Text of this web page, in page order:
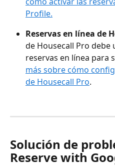
Profile.
Reservas en línea de
de Housecall Pro debe
reservas en línea para
más sobre cómo
de Housecall Pro.
Solución de
Reserve with